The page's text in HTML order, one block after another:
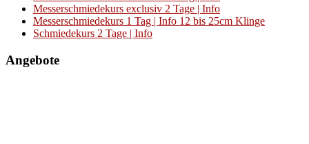
Messerschmiedekurs exclusiv 2 Tage | Info
Messerschmiedekurs 1 Tag | Info 12 bis 25cm Klinge
Schmiedekurs 2 Tage | Info
Angebote